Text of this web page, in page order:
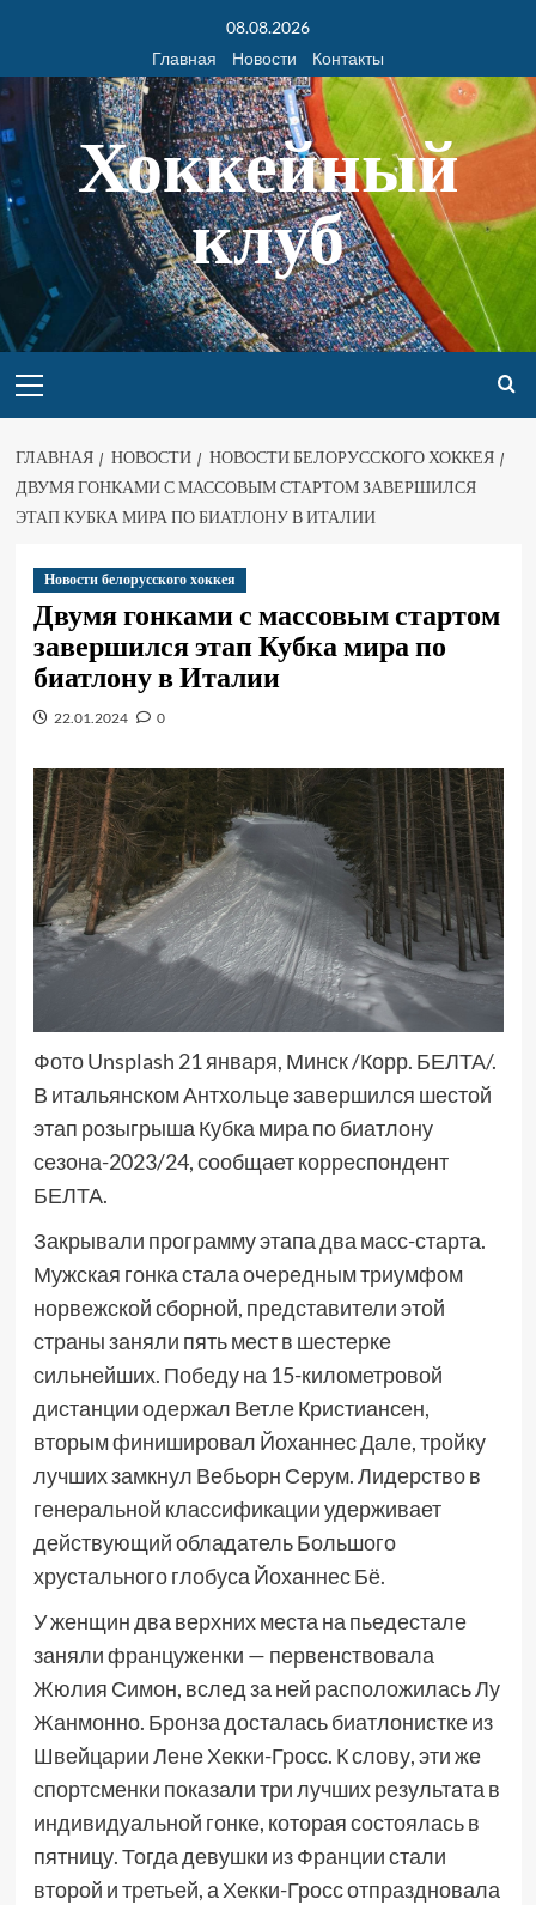
08.08.2026
Главная
Новости Контакты
Хоккейный
клуб
ГЛАВНАЯ НОВОСТИ
НОВОСТИ БЕЛОРУССКОГО ХОККЕЯ
ДВУМЯ ГОНКАМИ С МАССОВЫМ СТАРТОМ ЗАВЕРШИЛСЯ
ЭТАП КУБКА МИРА ПО БИАТЛОНУ В ИТАЛИИ
Новости белорусского хоккея
Двумя гонками с массовым стартом
завершился этап Кубка мира по
биатлону в Италии
22.01.2024 0
Фото Unsplash 21 января, Минск /Корр. БЕЛТА/.
В итальянском Антхольце завершился шестой
этап розыгрыша Кубка мира по биатлону
сезона-2023/24, сообщает корреспондент
БЕЛТА.
Закрывали программу этапа два масс-старта.
Мужская гонка стала очередным триумфом
норвежской сборной, представители этой
страны заняли пять мест в шестерке
сильнейших. Победу на 15-километровой
дистанции одержал Ветле Кристиансен,
вторым финишировал Йоханнес Дале, тройку
лучших замкнул Вебьорн Серум. Лидерство в
генеральной классификации удерживает
действующий обладатель Большого
хрустального глобуса Йоханнес Бё.
У женщин два верхних места на пьедестале
заняли француженки — первенствовала
Жюлия Симон, вслед за ней расположилась Лу
Жанмонно. Бронза досталась биатлонистке из
Швейцарии Лене Хекки-Гросс. К слову, эти же
спортсменки показали три лучших результата в
индивидуальной гонке, которая состоялась в
пятницу. Тогда девушки из Франции стали
второй и третьей, а Хекки-Гросс отпраздновала